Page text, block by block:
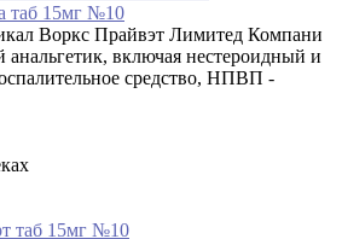
таб 15мг №10
Воркс Прайвэт Лимитед Компани
анальгетик, включая нестероидный и
средство, НПВП -